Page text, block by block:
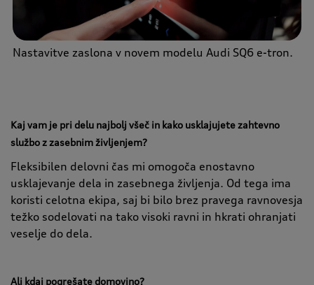
Nastavitve zaslona v novem modelu Audi SQ6 e-tron.
Kaj vam je pri delu najbolj všeč in kako usklajujete zahtevno
službo z zasebnim življenjem?
Fleksibilen delovni čas mi omogoča enostavno
usklajevanje dela in zasebnega življenja. Od tega ima
koristi celotna ekipa, saj bi bilo brez pravega ravnovesja
težko sodelovati na tako visoki ravni in hkrati ohranjati
veselje do dela.
Ali kdaj pogrešate domovino?